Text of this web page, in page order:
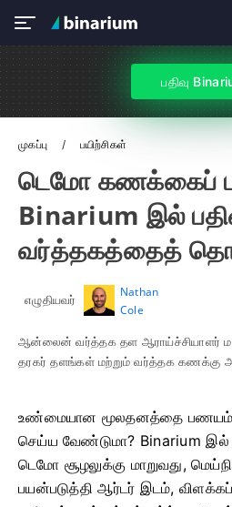
பதிவு
முகப்பு பயிற்சிகள்
டெமோ கணக்கைப்
Binarium இல்
வர்த்தகத்தைத்
எழுதியவர்
Nathan
Cole
ஆன்லைன் வர்த்தக தள ஆராய்ச்சியாளர்
தரகர் தளங்கள் மற்றும் வர்த்தக கணக்கு
உண்மையான மூலதனத்தை
செய்ய வேண்டுமா? Binarium இல்
டெமோ சூழலுக்கு மாறுவது,
பயன்படுத்தி ஆர்டர் இடம்,